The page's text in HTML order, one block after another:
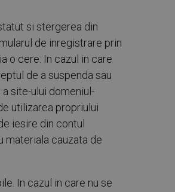
si stergerea din
de inregistrare prin
o cere. In cazul in care
de a suspenda sau
site-ului domeniul-
utilizarea propriului
iesire din contul
materiala cauzata de
In cazul in care nu se